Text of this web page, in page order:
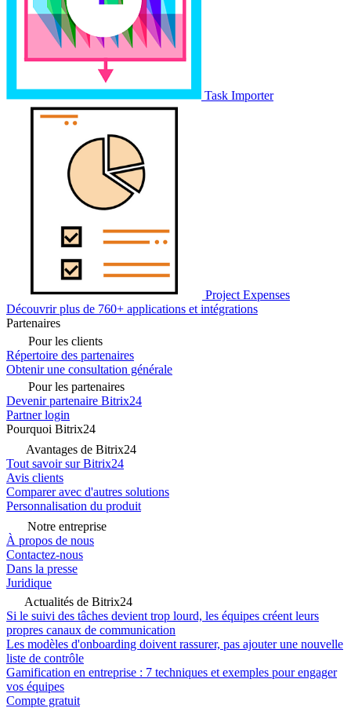
Task Importer
Project Expenses
Découvrir plus de 760+ applications et intégrations
Partenaires
Pour les clients
Répertoire des partenaires
Obtenir une consultation générale
Pour les partenaires
Devenir partenaire Bitrix24
Partner login
Pourquoi Bitrix24
Avantages de Bitrix24
Tout savoir sur Bitrix24
Avis clients
Comparer avec d'autres solutions
Personnalisation du produit
Notre entreprise
À propos de nous
Contactez-nous
Dans la presse
Juridique
Actualités de Bitrix24
Si le suivi des tâches devient trop lourd, les équipes créent leurs
propres canaux de communication
Les modèles d'onboarding doivent rassurer, pas ajouter une nouvelle
liste de contrôle
Gamification en entreprise : 7 techniques et exemples pour engager
vos équipes
Compte gratuit